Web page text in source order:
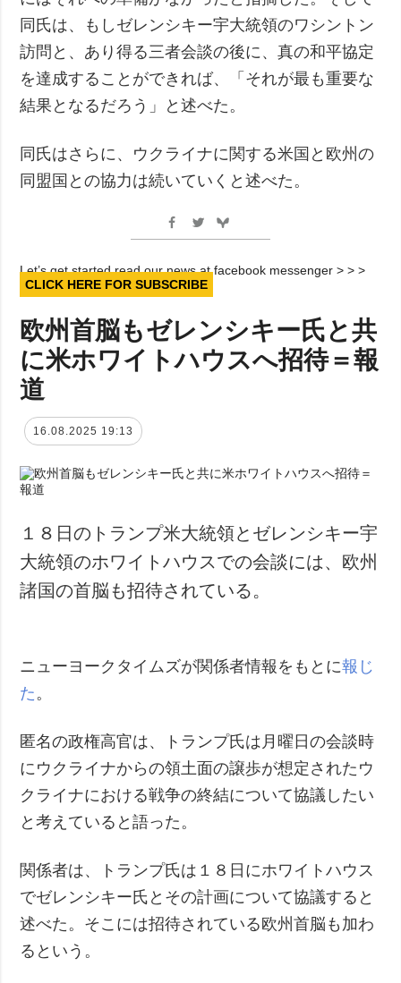
同氏は、もしゼレンシキー宇大統領のワシントン
訪問と、あり得る三者会談の後に、真の和平協定
を達成することができれば、「それが最も重要な
結果となるだろう」と述べた。
同氏はさらに、ウクライナに関する米国と欧州の
同盟国との協力は続いていくと述べた。
Let’s get started read our news at facebook messenger > > >
CLICK HERE FOR SUBSCRIBE
欧州首脳もゼレンシキー氏と共
に米ホワイトハウスへ招待＝報
道
16.08.2025 19:13
１８日のトランプ米大統領とゼレンシキー宇
大統領のホワイトハウスでの会談には、欧州
諸国の首脳も招待されている。
ニューヨークタイムズが関係者情報をもとに報じ
た 。
匿名の政権高官は、トランプ氏は月曜日の会談時
にウクライナからの領土面の譲歩が想定されたウ
クライナにおける戦争の終結について協議したい
と考えていると語った。
関係者は、トランプ氏は１８日にホワイトハウス
でゼレンシキー氏とその計画について協議すると
述べた。そこには招待されている欧州首脳も加わ
るという。